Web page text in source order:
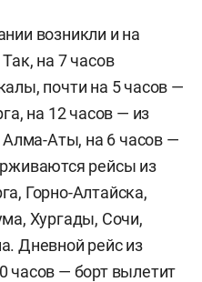
возникли и на
на 7 часов
почти на 5 часов —
на 12 часов — из
Аты, на 6 часов —
рейсы из
Горно-Алтайска,
Хургады, Сочи,
Дневной рейс из
часов — борт вылетит